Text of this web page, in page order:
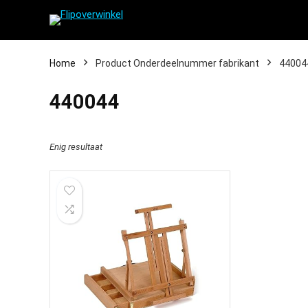
Home Product Onderdeelnummer fabrikant
‎440044
Enig resultaat